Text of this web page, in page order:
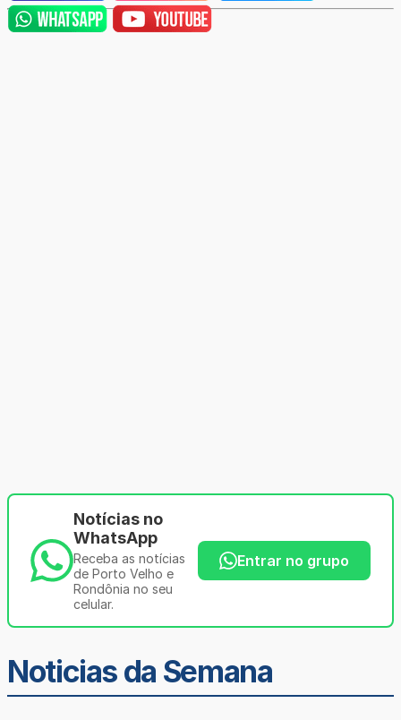
Notícias no
WhatsApp
Receba as notícias
de Porto Velho e
Rondônia no seu
celular.
Entrar no grupo
Noticias da Semana